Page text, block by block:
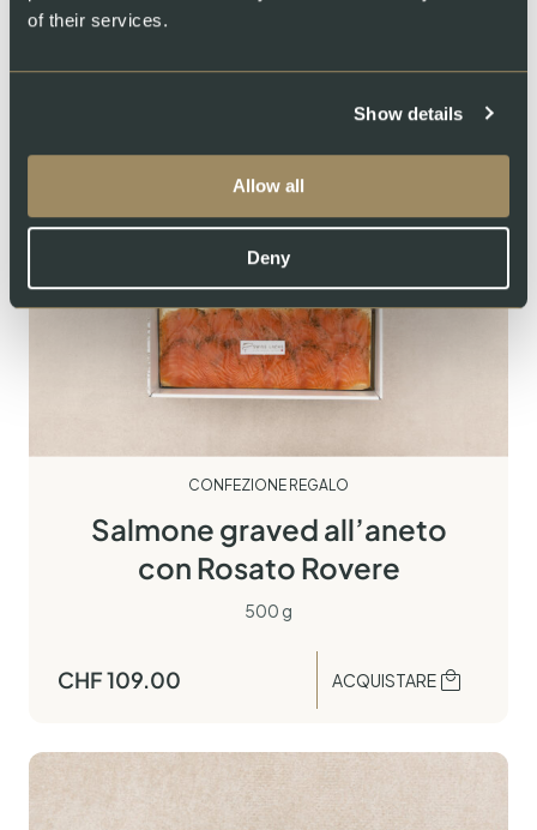
of their services.
Show details
Allow all
Deny
CONFEZIONE REGALO
Salmone graved all’aneto
con Rosato Rovere
500 g
CHF109.00 ACQUISTARE